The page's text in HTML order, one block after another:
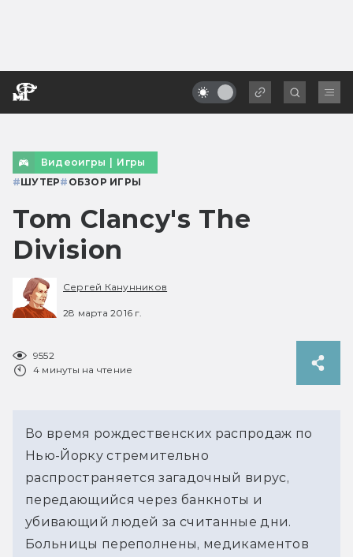
Видеоигры | Игры
#ШУТЕР# ОБЗОР ИГРЫ
Tom Clancy's The
Division
Сергей Канунников
28 марта 2016 г.
9552
4 минуты на чтение
Во время рождественских распродаж по
Нью-Йорку стремительно
распространяется загадочный вирус,
передающийся через банкноты и
убивающий людей за считанные дни.
Больницы переполнены, медикаментов